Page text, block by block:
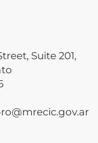
Suite 201,